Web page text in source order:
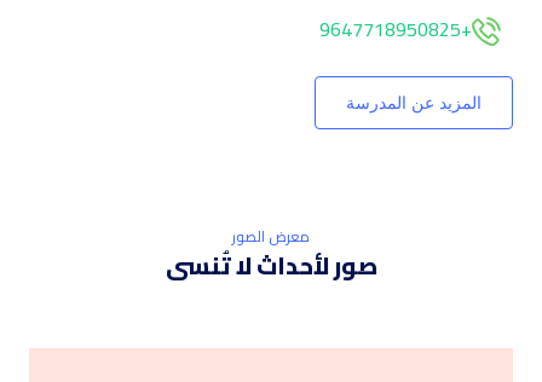
+9647718950825
المزيد عن المدرسة
معرض الصور
صور لأحداث لا تُنسى